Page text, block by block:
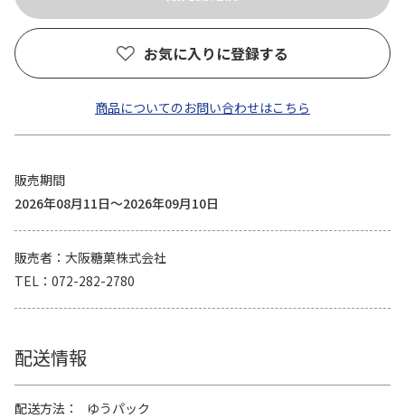
お気に入りに登録する
商品についてのお問い合わせはこちら
販売期間
2026年08月11日～2026年09月10日
販売者
大阪糖菓株式会社
TEL
072-282-2780
配送情報
配送方法
ゆうパック